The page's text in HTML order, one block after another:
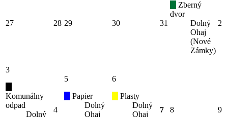
27 28 29 30 31
Zberný
dvor
Dolný
Ohaj
(Nové
Zámky)
2
3
Komunálny
odpad
Dolný
4
5
Papier
Dolný
Ohaj
6
Plasty
Dolný
Ohaj
7 8 9